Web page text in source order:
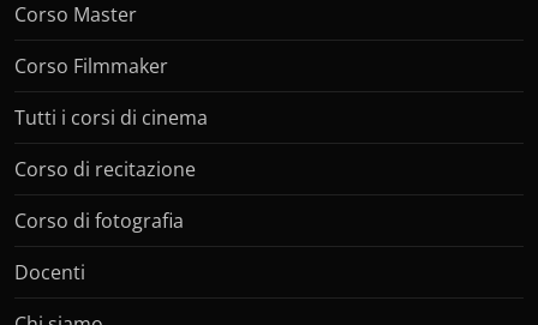
Corso Master
Corso Filmmaker
Tutti i corsi di cinema
Corso di recitazione
Corso di fotografia
Docenti